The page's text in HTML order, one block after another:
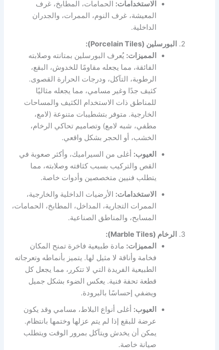
الاستخدامات: الحمامات، المطابخ، غرف
المعيشة، غرف النوم، الممرات، والجدران
الداخلية.
البورسلين (Porcelain Tiles):
المميزات: يُعرف البورسلين بمتانته وصلابته
الفائقة، مما يجعله مقاومًا للخدوش، البقع،
الرطوبة، التآكل، ودرجات الحرارة القصوى.
كثيف جدًا وغير مسامي، مما يجعله مثاليًا
للمناطق ذات الاستخدام الكثيف والمساحات
الخارجية. متوفر بتشطيبات متنوعة (لامع،
مطفي، شبه لامع) وتصاميم تحاكي الرخام،
الخشب، أو الحجر بشكل واقعي.
العيوب: أغلى من السيراميك، وأكثر صعوبة في
القص والتركيب بسبب كثافته وصلابته، مما
يتطلب فنيين متخصصين وأدوات خاصة.
الاستخدامات: الأرضيات الداخلية والخارجية،
الممرات التجارية، المداخل، المطابخ، الحمامات،
المسابح، والمناطق الصناعية.
الرخام (Marble Tiles):
المميزات: مادة طبيعية فاخرة تمنح المكان
فخامة وأناقة لا مثيل لها. يتميز بأنماطه وتعرجاته
الطبيعية الفريدة التي لا تتكرر، مما يجعل كل
قطعة تحفة فنية. يعكس الضوء بشكل جميل
ويضفي إحساسًا بالبرودة.
العيوب: أغلى أنواع البلاط، مسامي وقد يكون
عرضة للبقع إذا لم يتم عزلها وختمها بانتظام.
يمكن أن يخدش ويتآكل بمرور الوقت ويتطلب
صيانة خاصة.